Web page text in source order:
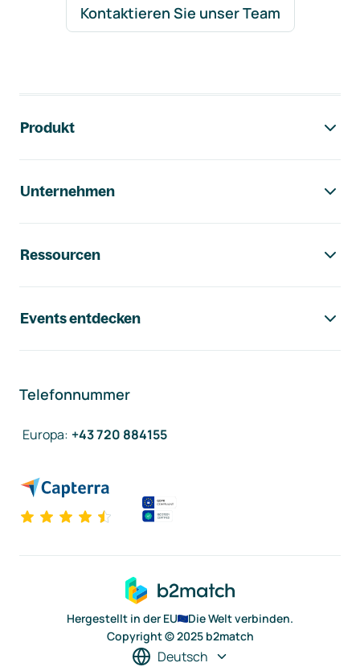
Kontaktieren Sie unser Team
Produkt
Unternehmen
Ressourcen
Events entdecken
Telefonnummer
Europa: +43 720 884155
Hergestellt in der EU
Die Welt verbinden.
Copyright © 2025 b2match
Deutsch